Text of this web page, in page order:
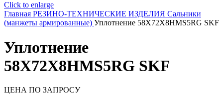
Click to enlarge
Главная РЕЗИНО-ТЕХНИЧЕСКИЕ ИЗДЕЛИЯ Сальники
(манжеты армированные) Уплотнение 58X72X8HMS5RG SKF
Уплотнение
58X72X8HMS5RG SKF
ЦЕНА ПО ЗАПРОСУ